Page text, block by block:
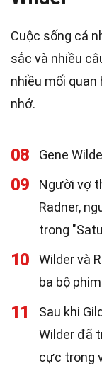
Cuộc sống cá
sắc và nhiều
nhiều mối
nhớ.
08 Gene
09
Người vợ
Radner,
trong
10
Wilder và
ba bộ
11
Sau khi
Wilder đã
cực trong